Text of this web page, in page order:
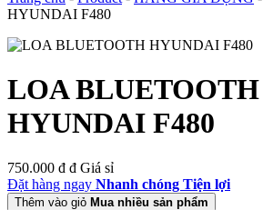
HYUNDAI F480
LOA BLUETOOTH
HYUNDAI F480
750.000 đ đ Giá sỉ
Đặt hàng ngay Nhanh chóng Tiện lợi
Thêm vào giỏ Mua nhiều sản phẩm